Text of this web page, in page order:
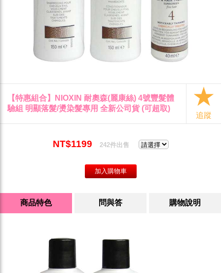
【特惠組合】NIOXIN 耐奧森(麗康絲) 4號豐髮體
驗組 明顯落髮/燙染髮專用 全新公司貨 (可超取)
追蹤
NT$1199 242件出售
商品特色 問與答 購物說明